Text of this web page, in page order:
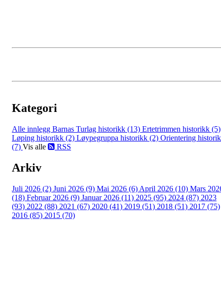
Kategori
Alle innlegg Barnas Turlag historikk (13) Ertetrimmen historikk (5)
Løping historikk (2) Løypegruppa historikk (2) Orientering
(7) Vis alle RSS
Arkiv
Juli 2026 (2) Juni 2026 (9) Mai 2026 (6) April 2026 (10) Mars
(18) Februar 2026 (9) Januar 2026 (11) 2025 (95) 2024 (87) 2023
(93) 2022 (88) 2021 (67) 2020 (41) 2019 (51) 2018 (51) 2017 (75)
2016 (85) 2015 (70)